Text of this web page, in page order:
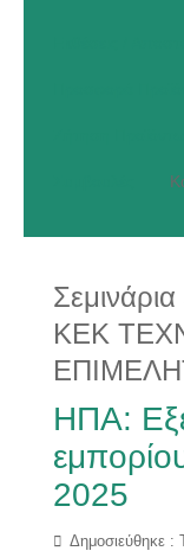
ΚΕΚ
ΗΠΑ:
2025
Δημοσιεύθηκε :